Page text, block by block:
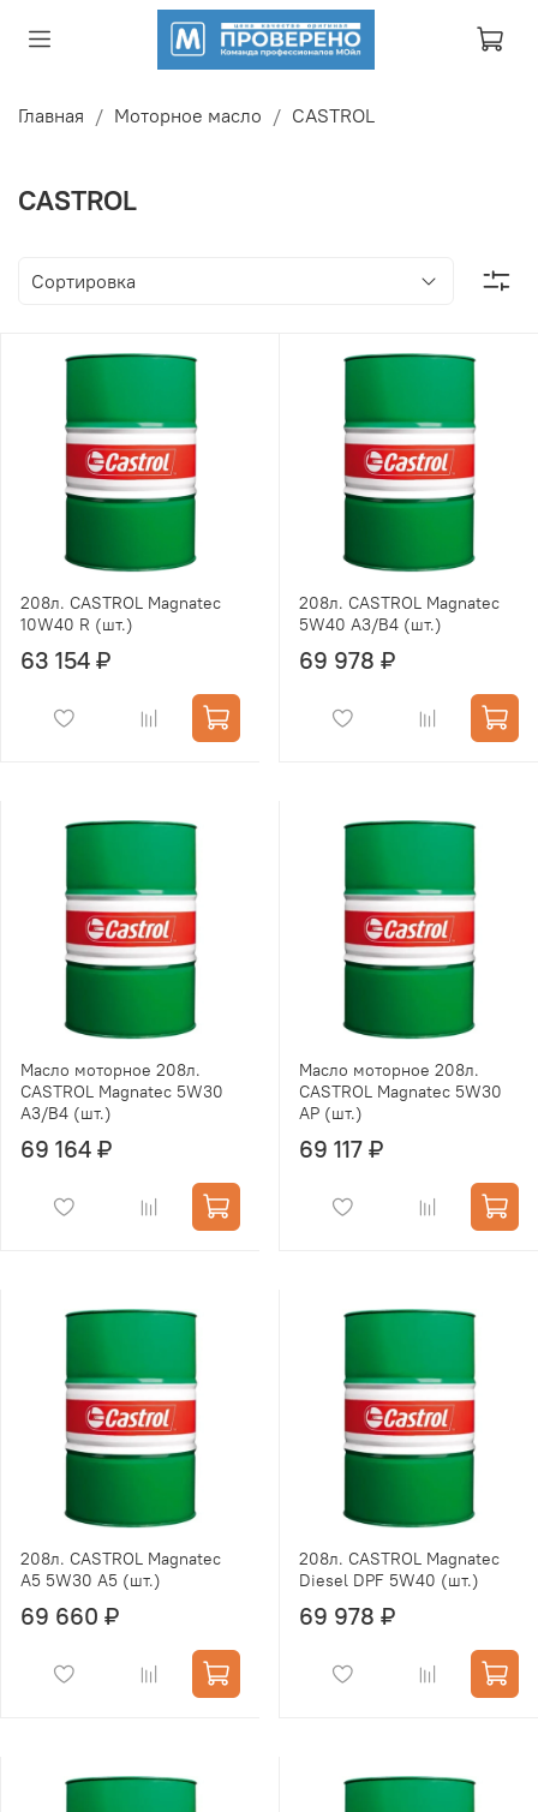
Главная Моторное масло CASTROL
CASTROL
208л. CASTROL Magnatec
10W40 R (шт.)
63 154 ₽
208л. CASTROL Magnatec
5W40 A3/B4 (шт.)
69 978 ₽
Масло моторное 208л.
CASTROL Magnatec 5W30
А3/В4 (шт.)
69 164 ₽
Масло моторное 208л.
CASTROL Magnatec 5W30
АР (шт.)
69 117 ₽
208л. CASTROL Magnatec
A5 5W30 A5 (шт.)
69 660 ₽
208л. CASTROL Magnatec
Diesel DPF 5W40 (шт.)
69 978 ₽